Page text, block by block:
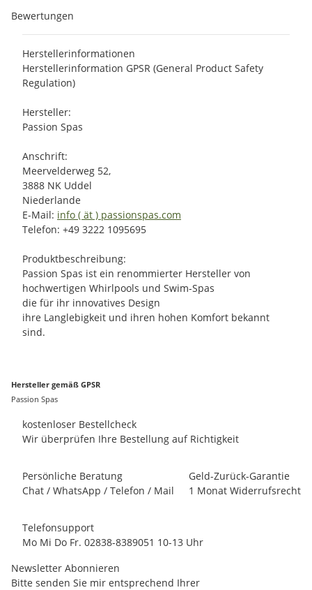
Bewertungen
Herstellerinformationen
Herstellerinformation GPSR (General Product Safety
Regulation)
Hersteller:
Passion Spas
Anschrift:
Meervelderweg 52,
3888 NK Uddel
Niederlande
E-Mail: info ( ät ) passionspas.com
Telefon: +49 3222 1095695
Produktbeschreibung:
Passion Spas ist ein renommierter Hersteller von
hochwertigen Whirlpools und Swim-Spas
die für ihr innovatives Design
ihre Langlebigkeit und ihren hohen Komfort bekannt
sind.
Hersteller gemäß GPSR
Passion Spas
kostenloser Bestellcheck
Wir überprüfen Ihre Bestellung auf Richtigkeit
Persönliche Beratung
Chat / WhatsApp / Telefon / Mail
Geld-Zurück-Garantie
1 Monat Widerrufsrecht
Telefonsupport
Mo Mi Do Fr. 02838-8389051 10-13 Uhr
Newsletter Abonnieren
Bitte senden Sie mir entsprechend Ihrer